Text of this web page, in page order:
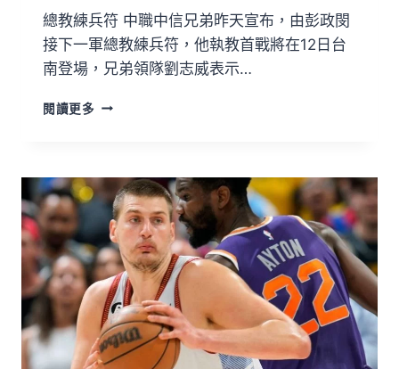
總教練兵符 中職中信兄弟昨天宣布，由彭政閔
接下一軍總教練兵符，他執教首戰將在12日台
南登場，兄弟領隊劉志威表示…
閱讀更多